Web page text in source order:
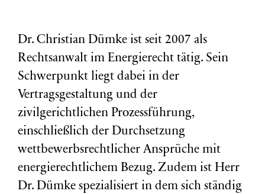
Dr. Christian Dümke ist seit 2007 als
Rechtsanwalt im Energierecht tätig. Sein
Schwerpunkt liegt dabei in der
Vertragsgestaltung und der
zivilgerichtlichen Prozessführung,
einschließlich der Durchsetzung
wettbewerbsrechtlicher Ansprüche mit
energierechtlichem Bezug. Zudem ist Herr
Dr. Dümke spezialisiert in dem sich ständig